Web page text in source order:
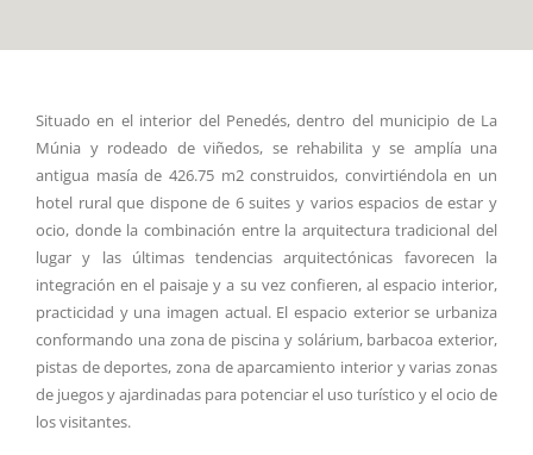
Situado en el interior del Penedés, dentro del municipio de La
Múnia y rodeado de viñedos, se rehabilita y se amplía una
antigua masía de 426.75 m2 construidos, convirtiéndola en un
hotel rural que dispone de 6 suites y varios espacios de estar y
ocio, donde la combinación entre la arquitectura tradicional del
lugar y las últimas tendencias arquitectónicas favorecen la
integración en el paisaje y a su vez confieren, al espacio interior,
practicidad y una imagen actual. El espacio exterior se urbaniza
conformando una zona de piscina y solárium, barbacoa exterior,
pistas de deportes, zona de aparcamiento interior y varias zonas
de juegos y ajardinadas para potenciar el uso turístico y el ocio de
los visitantes.